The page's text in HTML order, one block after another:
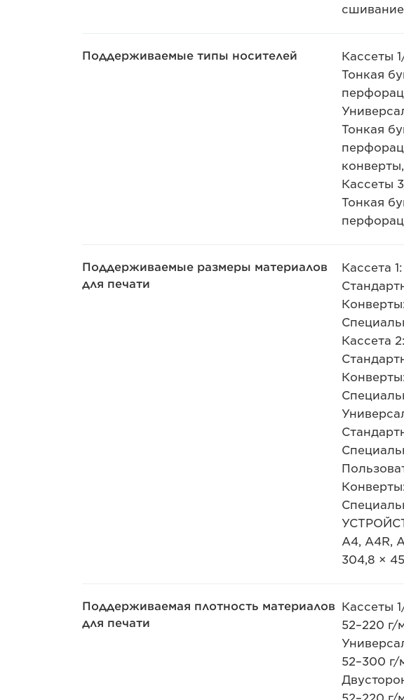
Поддерживаемые типы носителей
Кассеты
Тонкая
Тонкая
Кассеты
Тонкая
Поддерживаемые размеры материалов
для печати
Кассета 1:
Кассета 2:
A4, A4R,
304,8 ×
Поддерживаемая плотность материалов
для печати
Кассеты
52–220 г/
52–300 г/